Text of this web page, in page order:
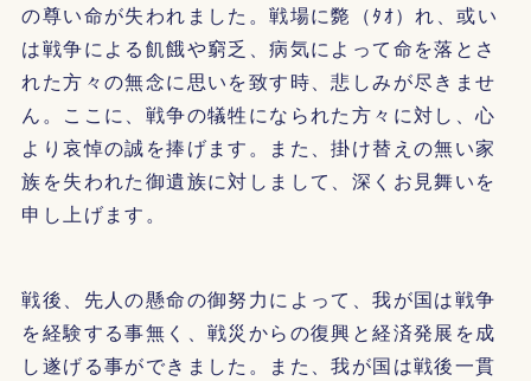
の尊い命が失われました。戦場に斃（ﾀｵ）れ、或い
は戦争による飢餓や窮乏、病気によって命を落とさ
れた方々の無念に思いを致す時、悲しみが尽きませ
ん。ここに、戦争の犠牲になられた方々に対し、心
より哀悼の誠を捧げます。また、掛け替えの無い家
族を失われた御遺族に対しまして、深くお見舞いを
申し上げます。
戦後、先人の懸命の御努力によって、我が国は戦争
を経験する事無く、戦災からの復興と経済発展を成
し遂げる事ができました。また、我が国は戦後一貫